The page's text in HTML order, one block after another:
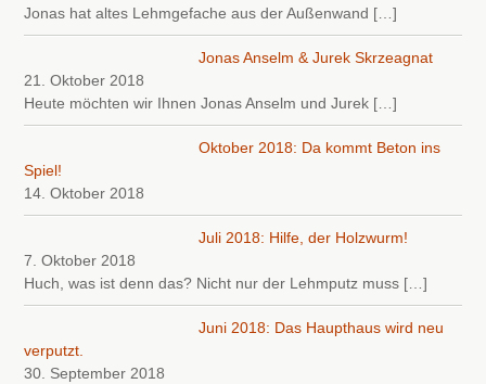
Jonas hat altes Lehmgefache aus der Außenwand […]
Jonas Anselm & Jurek Skrzeagnat
21. Oktober 2018
Heute möchten wir Ihnen Jonas Anselm und Jurek […]
Oktober 2018: Da kommt Beton ins
Spiel!
14. Oktober 2018
Juli 2018: Hilfe, der Holzwurm!
7. Oktober 2018
Huch, was ist denn das? Nicht nur der Lehmputz muss […]
Juni 2018: Das Haupthaus wird neu
verputzt.
30. September 2018